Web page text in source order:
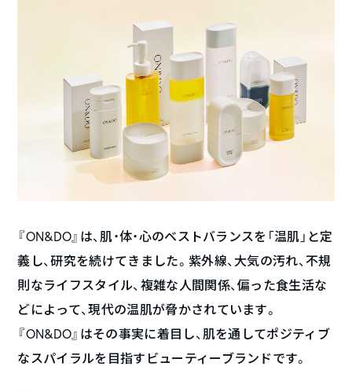
『ON&DO』は、肌・体・心のベストバランスを「温肌」と定
義し、研究を続けてきました。紫外線、大気の汚れ、不規
則なライフスタイル、複雑な人間関係、偏った食生活な
どによって、現代の温肌が脅かされています。
『ON&DO』はその事実に着目し、肌を通してポジティブ
なスパイラルを目指すビューティーブランドです。